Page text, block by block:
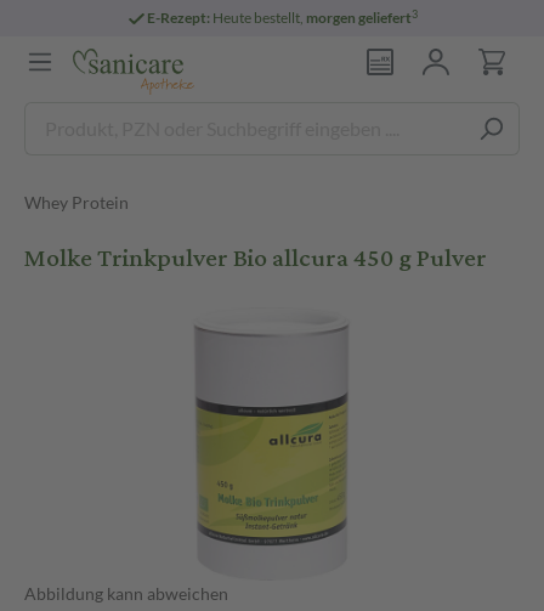
E-Rezept: Heute bestellt, morgen geliefert3
Whey Protein
Molke Trinkpulver Bio allcura 450 g Pulver
Abbildung kann abweichen